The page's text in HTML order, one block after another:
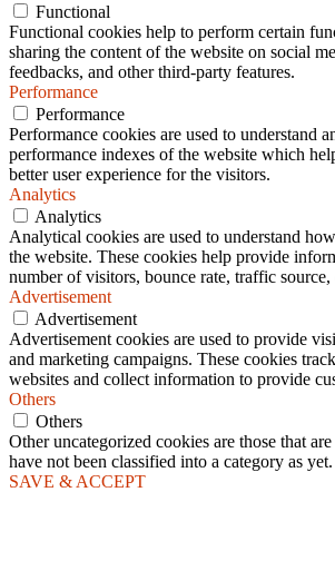
Functional
Functional cookies help to perform certain
sharing the content of the website on social
feedbacks, and other third-party features.
Performance
Performance
Performance cookies are used to understand
performance indexes of the website which
better user experience for the visitors.
Analytics
Analytics
Analytical cookies are used to understand
the website. These cookies help provide
number of visitors, bounce rate, traffic source,
Advertisement
Advertisement
Advertisement cookies are used to provide
and marketing campaigns. These cookies
websites and collect information to provide
Others
Others
Other uncategorized cookies are those that
have not been classified into a category as yet.
SAVE & ACCEPT